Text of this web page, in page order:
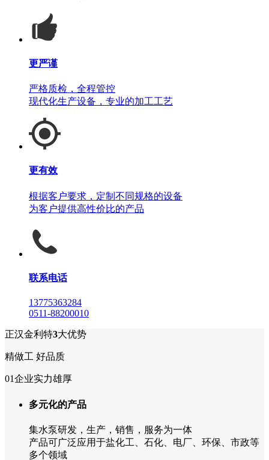
更严谨
严格质检，全程管控
现代化生产设备，专业的加工工艺
更有效
根据客户要求，定制不同规格的设备
为客户提供高性价比的产品
联系电话
13775363284
0511-88200010
正汉金利特3大优势
精做工 好品质
01企业实力雄厚
多元化的产品
集水泵研发，生产，销售，服务为一体
产品可广泛应用于盐化工、石化、电厂、环保、市政等
多个领域